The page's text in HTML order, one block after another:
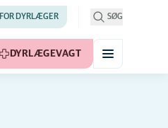
FOR DYRLÆGER SØG
DYRLÆGEVAGT